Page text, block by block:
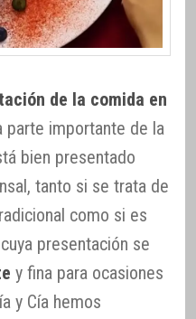
de la comida en
parte importante de la
bien presentado
tanto si se trata de
como si es
presentación se
y fina para ocasiones
y Cía hemos